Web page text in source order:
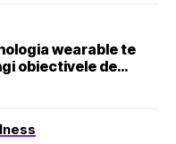
wearable te
obiectivele de